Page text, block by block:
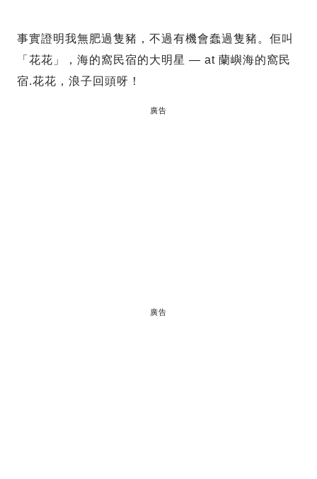
事實證明我無肥過隻豬，不過有機會蠢過隻豬。佢叫
「花花」，海的窩民宿的大明星 — at 蘭嶼海的窩民
宿.花花，浪子回頭呀！
廣告
廣告